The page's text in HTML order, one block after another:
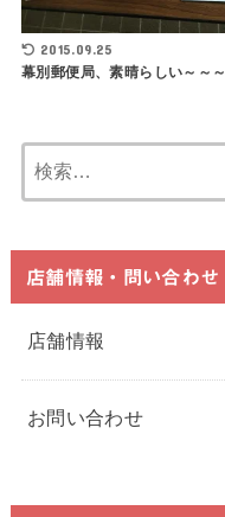
2015.09.25
幕別郵便局、素晴らしい～～～
店舗情報・問い合わせ
店舗情報
お問い合わせ